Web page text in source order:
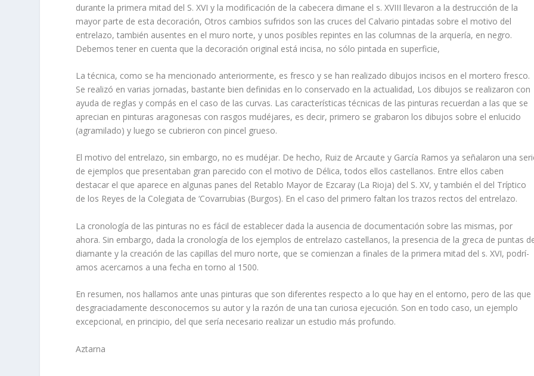
durante la primera mitad del S. XVI y la modificación de la cabecera dimane el s. XVIII llevaron a la destrucción de la
mayor parte de esta decoración, Otros cambios sufridos son las cruces del Calvario pintadas sobre el moti­vo del
entrelazo, también ausentes en el muro norte, y unos posibles repintes en las columnas de la arquerí­a, en negro.
Debemos tener en cuenta que la decoración original está incisa, no sólo pin­tada en superficie,
La técnica, como se ha mencionado anterior­mente, es fresco y se han realizado dibujos incisos en el mortero fresco.
Se realizó en varias jorna­das, bastante bien definidas en lo conservado en la actualidad, Los dibujos se realizaron con
ayuda de reglas y compás en el caso de las curvas. Las caracterí­sticas técnicas de las pinturas recuerdan a las que se
aprecian en pinturas aragonesas con rasgos mudéjares, es decir, primero se grabaron los dibujos sobre el enlucido
(agramilado) y luego se cubrieron con pincel grueso.
El motivo del entrelazo, sin embargo, no es mudéjar. De hecho, Ruiz de Arcaute y Garcí­a Ramos ya señalaron una
de ejemplos que presentaban gran parecido con el motivo de Délica, todos ellos castellanos. Entre ellos caben
destacar el que aparece en algunas panes del Retablo Mayor de Ezcaray (La Rioja) del S. XV, y también el del Trí­ptico
de los Reyes de la Colegiata de ‘Covarrubias (Burgos). En el caso del primero faltan los trazos rectos del entrelazo.
La cronologí­a de las pinturas no es fácil de establecer dada la ausencia de documentación sobre las mismas, por
ahora. Sin embargo, dada la cronologí­a de los ejemplos de entrelazo castellanos, la presencia de la greca de puntas
diaman­te y la creación de las capillas del muro norte, que se comienzan a finales de la primera mitad del s. XVI, podrí­
amos acercarnos a una fecha en torno al 1500.
En resumen, nos hallamos ante unas pinturas que son diferentes respecto a lo que hay en el entorno, pero de las que
desgraciadamente desconocemos su autor y la razón de una tan curiosa ejecución. Son en todo caso, un ejemplo
excepcional, en principio, del que serí­a necesario realizar un estudio más profun­do.
Aztarna